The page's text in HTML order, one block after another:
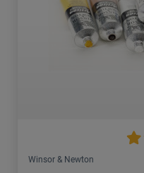
Winsor & Newton